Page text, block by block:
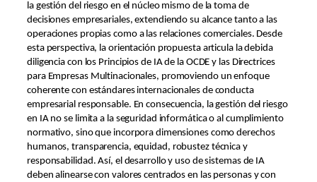
la gestión del riesgo en el núcleo mismo de la toma de
decisiones empresariales, extendiendo su alcance tanto a las
operaciones propias como a las relaciones comerciales. Desde
esta perspectiva, la orientación propuesta articula la debida
diligencia con los Principios de IA de la OCDE y las Directrices
para Empresas Multinacionales, promoviendo un enfoque
coherente con estándares internacionales de conducta
empresarial responsable. En consecuencia, la gestión del riesgo
en IA no se limita a la seguridad informática o al cumplimiento
normativo, sino que incorpora dimensiones como derechos
humanos, transparencia, equidad, robustez técnica y
responsabilidad. Así, el desarrollo y uso de sistemas de IA
deben alinearse con valores centrados en las personas y con